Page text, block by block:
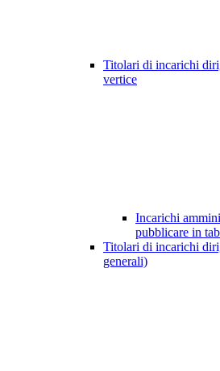
Titolari di incarichi
vertice
Incarichi
pubblicare in
Titolari di incarichi
generali)